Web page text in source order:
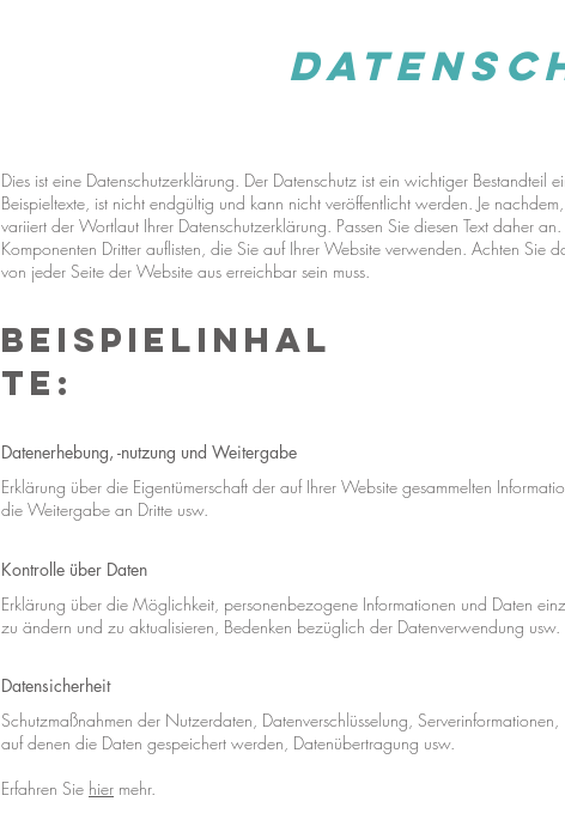
Dies ist eine Datenschutzerklärung. Der Datenschutz ist ein wichtiger Bestandteil
Beispieltexte, ist nicht endgültig und kann nicht veröffentlicht werden. Je
variiert der Wortlaut Ihrer Datenschutzerklärung. Passen Sie diesen Text daher
Komponenten Dritter auflisten, die Sie auf Ihrer Website verwenden. Achten Sie
von jeder Seite der Website aus erreichbar sein muss.
Beispielinhal
te:
Datenerhebung, -nutzung und Weitergabe
Erklärung über die Eigentümerschaft der auf Ihrer Website gesammelten
die Weitergabe an Dritte usw.
Kontrolle über Daten
Erklärung über die Möglichkeit, personenbezogene Informationen und Daten
zu ändern und zu aktualisieren, Bedenken bezüglich der Datenverwendung usw.
Datensicherheit
Schutzmaßnahmen der Nutzerdaten, Datenverschlüsselung, Serverinformationen,
auf denen die Daten gespeichert werden, Datenübertragung usw.
Erfahren Sie hier mehr.